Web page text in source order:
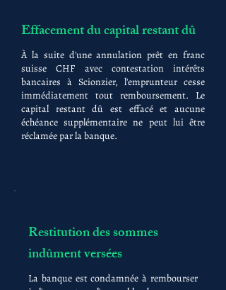
Effacement du capital restant dû
À la suite d'une annulation prêt en franc
suisse CHF avec contestation intérêts
bancaires à Scionzier, l'emprunteur cesse
immédiatement tout remboursement. Le
capital restant dû est effacé et aucune
échéance supplémentaire ne peut lui être
réclamée par la banque.
Restitution des sommes
indûment versées
La banque est condamnée à rembourser